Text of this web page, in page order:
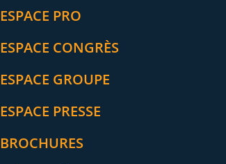
ESPACE PRO
ESPACE CONGRÈS
ESPACE GROUPE
ESPACE PRESSE
BROCHURES